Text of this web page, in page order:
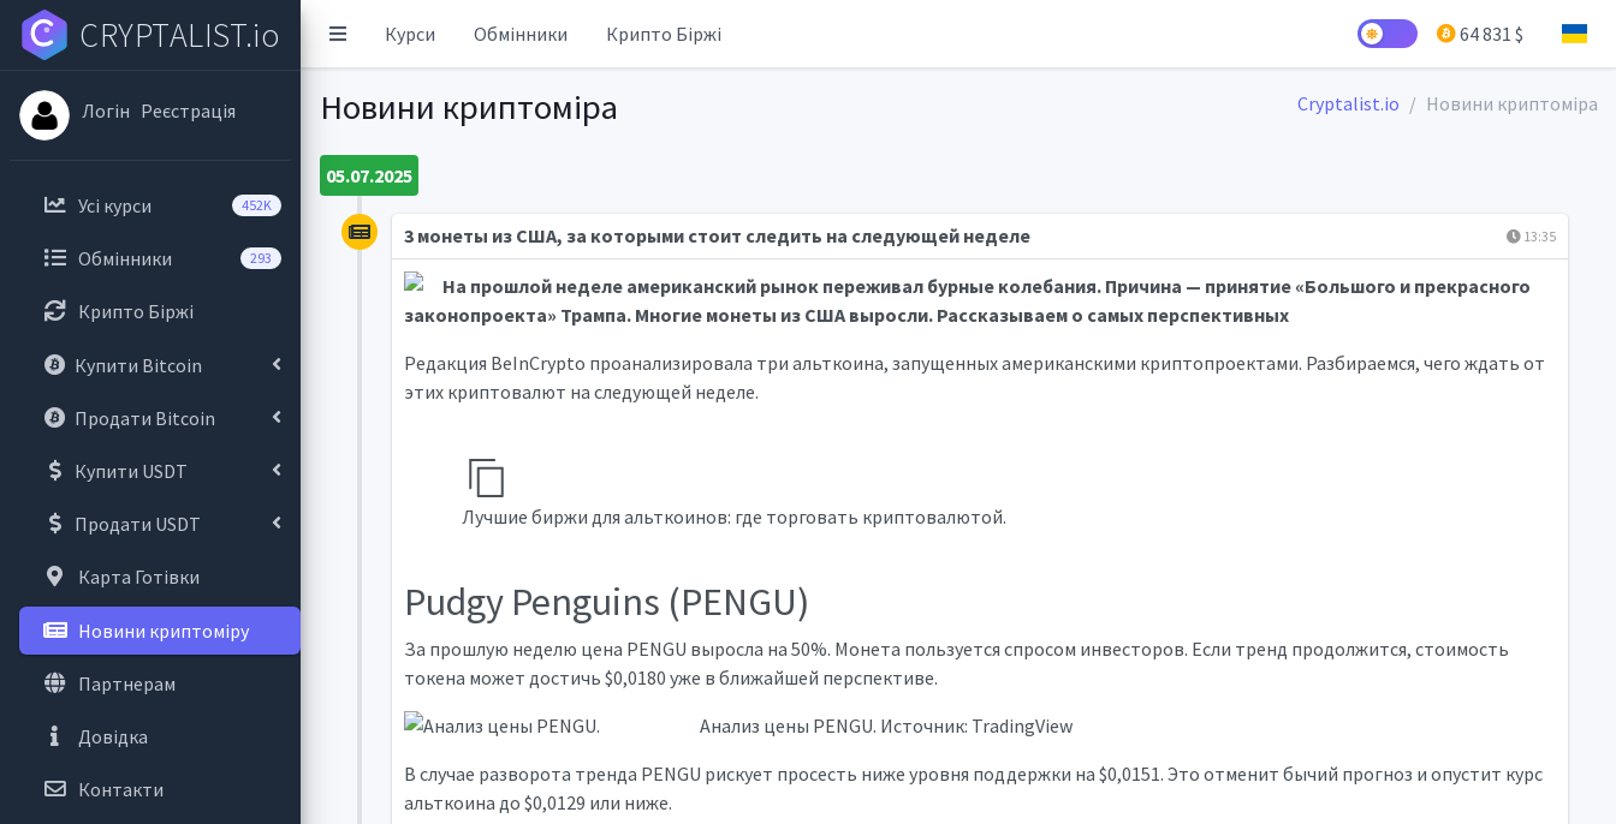
Курси Обмінники Крипто Біржі 64 831 $
CRYPTALIST.io
Логін Реєстрація
Усі курси 452K
Обмінники 293
Крипто Біржі
Купити Bitcoin
Продати Bitcoin
Купити USDT
Продати USDT
Карта Готівки
Новини криптоміру
Партнерам
Довідка
Контакти
Новини криптоміра Cryptalist.io Новини криптоміра
05.07.2025
13:35
3 монеты из США, за которыми стоит следить на следующей неделе
На прошлой неделе американский рынок переживал бурные колебания. Причина — принятие «Большого и прекрасного
законопроекта» Трампа. Многие монеты из США выросли. Рассказываем о самых перспективных
Редакция BeInCrypto проанализировала три альткоина, запущенных американскими криптопроектами. Разбираемся, чего ждать от
этих криптовалют на следующей неделе.
Лучшие биржи для альткоинов: где торговать криптовалютой.
Pudgy Penguins (PENGU)
За прошлую неделю цена PENGU выросла на 50%. Монета пользуется спросом инвесторов. Если тренд продолжится, стоимость
токена может достичь $0,0180 уже в ближайшей перспективе.
Анализ цены PENGU. Источник: TradingView
В случае разворота тренда PENGU рискует просесть ниже уровня поддержки на $0,0151. Это отменит бычий прогноз и опустит курс
альткоина до $0,0129 или ниже.